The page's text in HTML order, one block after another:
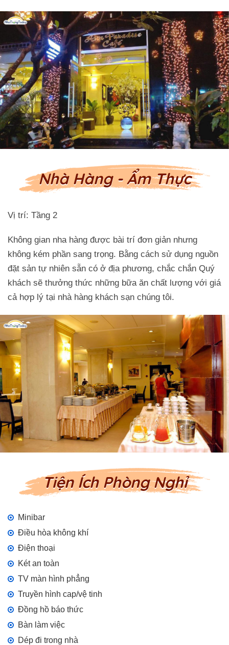
Nhà Hàng - Ẩm Thực
Vị trí: Tầng 2
Không gian nha hàng được bài trí đơn giản nhưng
không kém phần sang trọng. Bằng cách sử dụng nguồn
đặt sản tự nhiên sẵn có ở địa phương, chắc chắn Quý
khách sẽ thưởng thức những bữa ăn chất lượng với giá
cả hợp lý tại nhà hàng khách sạn chúng tôi.
Tiện Ích Phòng Nghỉ
Minibar
Điều hòa không khí
Điện thoại
Két an toàn
TV màn hình phẳng
Truyền hình cap/vệ tinh
Đồng hồ báo thức
Bàn làm việc
Dép đi trong nhà